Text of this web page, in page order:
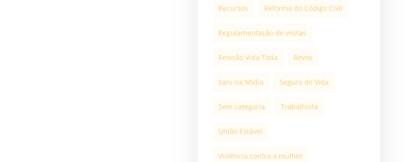
Recursos Reforma do Código Civil
Regulamentação de visitas
Revisão Vida Toda Revos
Saiu na Mídia Seguro de Vida
Sem categoria Trabalhista
União Estável
Violência contra a mulher